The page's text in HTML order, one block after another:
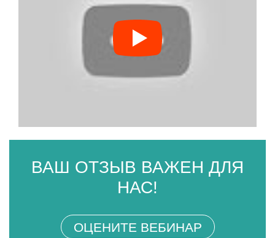
ВАШ ОТЗЫВ ВАЖЕН ДЛЯ
НАС!
ОЦЕНИТЕ ВЕБИНАР